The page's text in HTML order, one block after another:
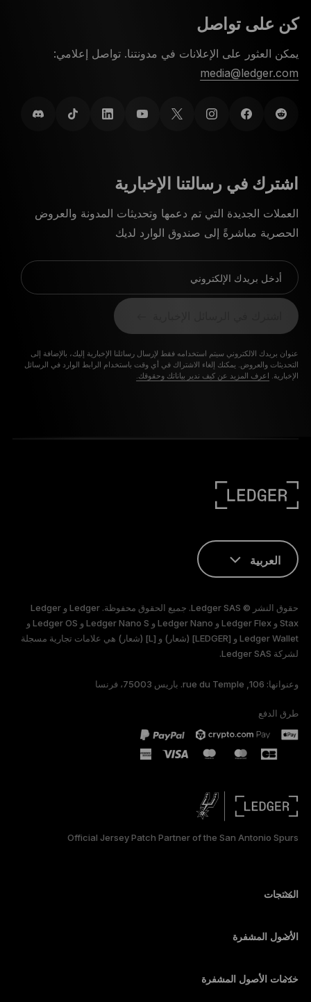
كن على تواصل
يمكن العثور على الإعلانات في مدونتنا. تواصل إعلامي:
media@ledger.com
اشترك في رسالتنا الإخبارية
العملات الجديدة التي تم دعمها وتحديثات المدونة والعروض
الحصرية مباشرةً إلى صندوق الوارد لديك
أدخل بريدك الإلكتروني
عنوان بريدك الالكتروني سيتم استخدامه فقط لإرسال رسائلنا الإخبارية إليك، بالإضافة إلى
التحديثات والعروض. يمكنك إلغاء الاشتراك في أي وقت باستخدام الرابط الوارد في الرسائل
الإخبارية. اعرف المزيد عن كيف ندير بياناتك وحقوقك.
العربية
FRANÇAIS
TÜRKÇE
DEUTSCH
PORTUGUÊS
ESPAÑOL
简体中文
حقوق النشر © Ledger SAS. جميع الحقوق محفوظة. Ledger و Ledger
Stax و Ledger Flex و Ledger Nano و Ledger Nano S و Ledger OS و
Ledger Wallet و [LEDGER] (شعار) و [L] (شعار) هي علامات تجارية مسجلة
لشركة Ledger SAS.
وعنوانها: 106, rue du Temple. باريس 75003، فرنسا
طرق الدفع
Official Jersey Patch Partner of the San Antonio Spurs
المنتجات
محفظة أجهزة
Ledger Stax
الأصول المشفرة
محفظة إيثريوم
خدمات الأصول المشفرة